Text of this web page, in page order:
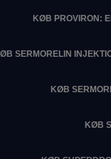
KØB PROVIRON:
SERMORELIN
KØB
KØB